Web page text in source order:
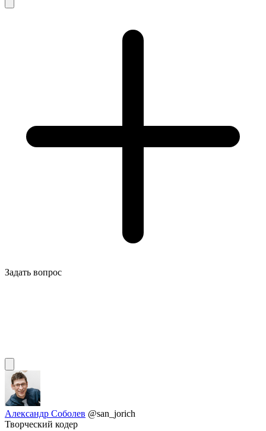
Задать вопрос
Александр Соболев @san_jorich
Творческий кодер